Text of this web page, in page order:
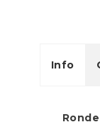
Info